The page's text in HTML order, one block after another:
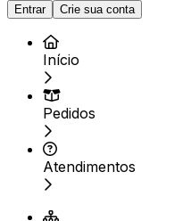
Entrar Crie sua conta
Início
Pedidos
Atendimentos